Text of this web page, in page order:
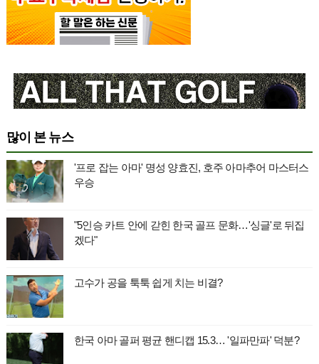
많이 본 뉴스
'프로 잡는 아마' 명성 양효진, 호주 아마추어 마스터스
우승
"5인승 카트 안에 갇힌 한국 골프 문화…'싱글'로 뒤집
겠다"
고수가 공을 툭툭 쉽게 치는 비결?
한국 아마 골퍼 평균 핸디캡 15.3… '일파만파' 덕분?